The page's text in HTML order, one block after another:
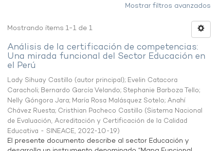
Mostrar filtros avanzados
Mostrando ítems 1-1 de 1
Análisis de la certificación de competencias:
Una mirada funcional del Sector Educación en
el Perú
Lady Sihuay Castillo (autor principal); Evelin Catacora
Caracholi; Bernardo García Velando; Stephanie Barboza Tello;
Nelly Góngora Jara; María Rosa Malásquez Sotelo; Anahí
Chávez Ruesta; Cristhian Pacheco Castillo (Sistema Nacional
de Evaluación, Acreditación y Certificación de la Calidad
Educativa - SINEACE, 2022-10-19)
El presente documento describe al sector Educación y